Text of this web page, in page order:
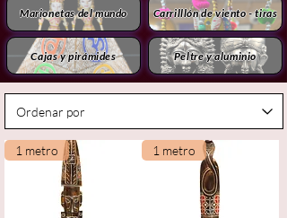
Marionetas del mundo
Cajas y pirámides
Carrilllón de viento - tiras
Peltre y aluminio
1 metro 1 metro